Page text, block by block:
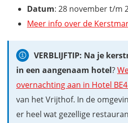
Datum: 28 november t/m
Meer info over de
VERBLIJFTIP: Na je
in een aangenaam hotel?
overnachting aan in Hotel
van het Vrijthof. In de
er heel wat gezellige